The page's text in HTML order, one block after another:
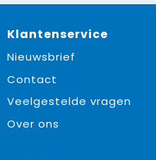
Klantenservice
Nieuwsbrief
Contact
Veelgestelde vragen
Over ons